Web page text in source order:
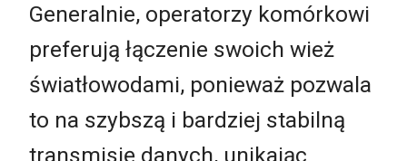
Generalnie, operatorzy komórkowi
preferują łączenie swoich wież
światłowodami, ponieważ pozwala
to na szybszą i bardziej stabilną
transmisję danych, unikając